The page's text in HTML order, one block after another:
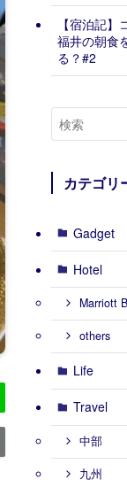
【宿泊記
福井の朝食
る？#2
カテゴリ
Gadget
Hotel
Marriott
others
Life
Travel
中部
九州